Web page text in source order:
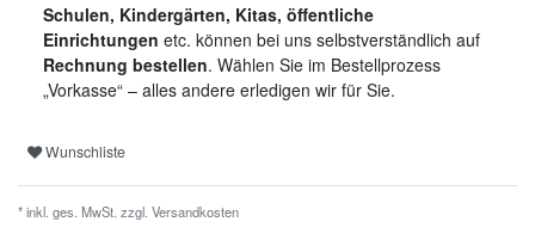
Schulen, Kindergärten, Kitas, öffentliche
Einrichtungen etc. können bei uns selbstverständlich auf
Rechnung bestellen. Wählen Sie im Bestellprozess
„Vorkasse“ – alles andere erledigen wir für Sie.
Wunschliste
* inkl. ges. MwSt. zzgl. Versandkosten